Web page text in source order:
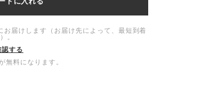
届けします（お届け先によって、最短到着
。
する
料になります。